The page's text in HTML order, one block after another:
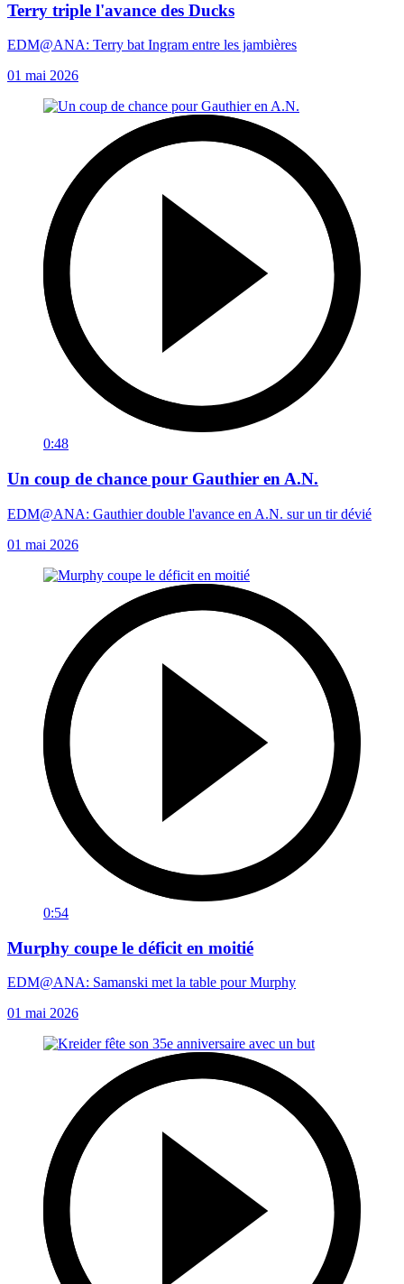
Terry triple l'avance des Ducks
EDM@ANA: Terry bat Ingram entre les jambières
01 mai 2026
0:48
Un coup de chance pour Gauthier en A.N.
EDM@ANA: Gauthier double l'avance en A.N. sur un tir dévié
01 mai 2026
0:54
Murphy coupe le déficit en moitié
EDM@ANA: Samanski met la table pour Murphy
01 mai 2026